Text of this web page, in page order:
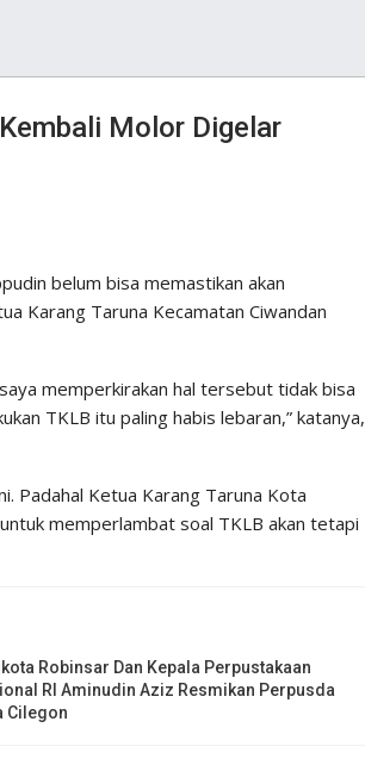
Molor Digelar
belum bisa memastikan akan
Karang Taruna Kecamatan Ciwandan
memperkirakan hal tersebut tidak bisa
TKLB itu paling habis lebaran,” katanya,
Padahal Ketua Karang Taruna Kota
memperlambat soal TKLB akan tetapi
Robinsar Dan Kepala Perpustakaan
RI Aminudin Aziz Resmikan Perpusda
Cilegon